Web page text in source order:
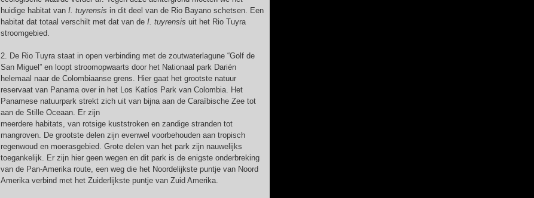
huidige habitat van I. tuyrensis in dit deel van de Rio Bayano schetsen. Een
habitat dat totaal verschilt met dat van de I. tuyrensis uit het Rio Tuyra
stroomgebied.
2. De Rio Tuyra staat in open verbinding met de zoutwaterlagune “Golf de
San Miguel” en loopt stroomopwaarts door het Nationaal park Darién
helemaal naar de Colombiaanse grens. Hier gaat het grootste natuur
reservaat van Panama over in het Los Katíos Park van Colombia. Het
Panamese natuurpark strekt zich uit van bijna aan de Caraïbische Zee tot
aan de Stille Oceaan. Er zijn
meerdere habitats, van rotsige kuststroken en zandige stranden tot
mangroven. De grootste delen zijn evenwel voorbehouden aan tropisch
regenwoud en moerasgebied. Grote delen van het park zijn nauwelijks
toegankelijk. Er zijn hier geen wegen en dit park is de enigste onderbreking
van de Pan-Amerika route, een weg die het Noordelijkste puntje van Noord
Amerika verbind met het Zuiderlijkste puntje van Zuid Amerika.